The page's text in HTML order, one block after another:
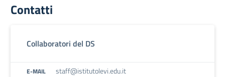
Contatti
Collaboratori del DS
E-MAIL staff@istitutolevi.edu.it